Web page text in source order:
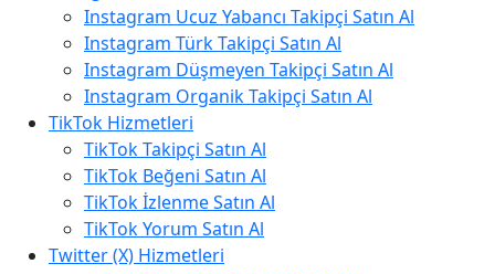
Instagram Ucuz Yabancı Takipçi Satın Al
Instagram Türk Takipçi Satın Al
Instagram Düşmeyen Takipçi Satın Al
Instagram Organik Takipçi Satın Al
TikTok Hizmetleri
TikTok Takipçi Satın Al
TikTok Beğeni Satın Al
TikTok İzlenme Satın Al
TikTok Yorum Satın Al
Twitter (X) Hizmetleri